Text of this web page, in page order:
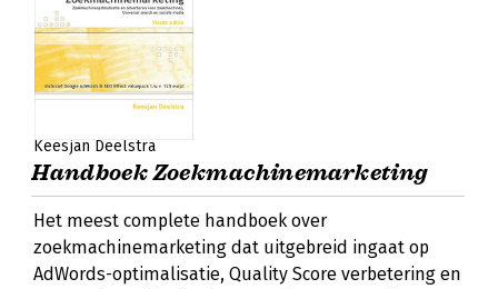
Keesjan Deelstra
Handboek Zoekmachinemarketing
Het meest complete handboek over
zoekmachinemarketing dat uitgebreid ingaat op
AdWords-optimalisatie, Quality Score verbetering en